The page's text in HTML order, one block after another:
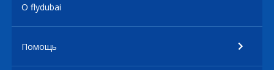
О flydubai
Помощь